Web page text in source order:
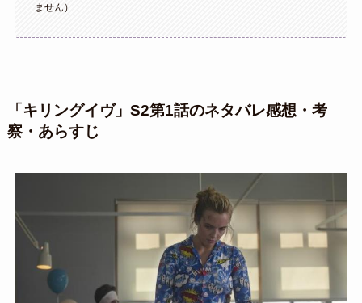
ません）
「キリングイヴ」S2第1話のネタバレ感想・考
察・あらすじ